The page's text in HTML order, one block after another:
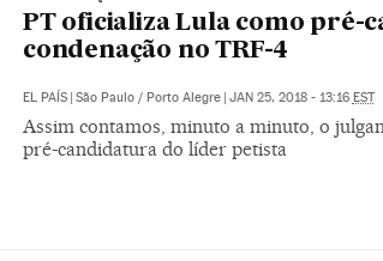
PT oficializa Lula como pré-
condenação no TRF-4
EL PAÍS | São Paulo / Porto Alegre | JAN 25, 2018 - 13:16 EST
Assim contamos, minuto a minuto, o
pré-candidatura do líder petista